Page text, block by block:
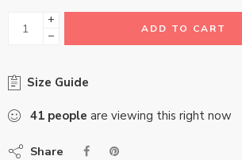
+
−
ADD TO CART
Size Guide
41 people are viewing this right now
Share